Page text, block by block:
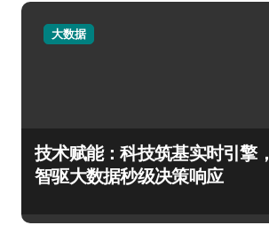
大数据
技术赋能：科技筑基实时引擎，
智驱大数据秒级决策响应